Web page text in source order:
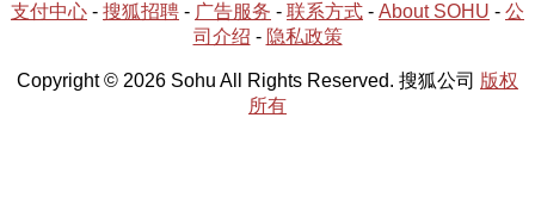
支付中心 - 搜狐招聘 - 广告服务 - 联系方式 - About SOHU - 公
司介绍 - 隐私政策
Copyright © 2026 Sohu All Rights Reserved. 搜狐公司 版权
所有